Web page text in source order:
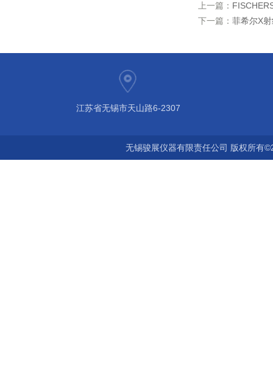
上一篇：
下一篇： 菲希尔X
江苏省无锡市天山路6-2307
无锡骏展仪器有限责任公司 版权所有